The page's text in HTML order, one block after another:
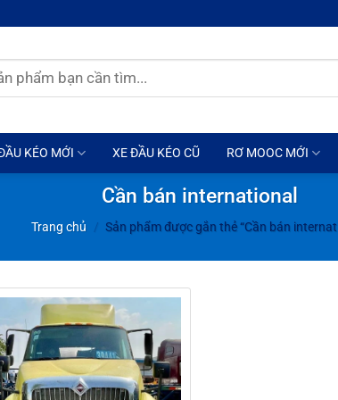
KÉO MỚI XE ĐẦU KÉO CŨ RƠ MOOC MỚI
Cần bán international
Trang chủ / Sản phẩm được gắn thẻ “Cần bán